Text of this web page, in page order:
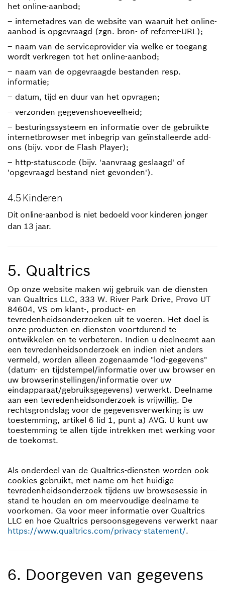
het online-aanbod;
– internetadres van de website van waaruit het online-
aanbod is opgevraagd (zgn. bron- of referrer-URL);
– naam van de serviceprovider via welke er toegang
wordt verkregen tot het online-aanbod;
– naam van de opgevraagde bestanden resp.
informatie;
– datum, tijd en duur van het opvragen;
– verzonden gegevenshoeveelheid;
– besturingssysteem en informatie over de gebruikte
internetbrowser met inbegrip van geïnstalleerde add-
ons (bijv. voor de Flash Player);
– http-statuscode (bijv. 'aanvraag geslaagd' of
'opgevraagd bestand niet gevonden').
4.5 Kinderen
Dit online-aanbod is niet bedoeld voor kinderen jonger
dan 13 jaar.
5. Qualtrics
Op onze website maken wij gebruik van de diensten
van Qualtrics LLC, 333 W. River Park Drive, Provo UT
84604, VS om klant-, product- en
tevredenheidsonderzoeken uit te voeren. Het doel is
onze producten en diensten voortdurend te
ontwikkelen en te verbeteren. Indien u deelneemt aan
een tevredenheidsonderzoek en indien niet anders
vermeld, worden alleen zogenaamde "lod-gegevens"
(datum- en tijdstempel/informatie over uw browser en
uw browserinstellingen/informatie over uw
eindapparaat/gebruiksgegevens) verwerkt. Deelname
aan een tevredenheidsonderzoek is vrijwillig. De
rechtsgrondslag voor de gegevensverwerking is uw
toestemming, artikel 6 lid 1, punt a) AVG. U kunt uw
toestemming te allen tijde intrekken met werking voor
de toekomst.
Als onderdeel van de Qualtrics-diensten worden ook
cookies gebruikt, met name om het huidige
tevredenheidsonderzoek tijdens uw browsesessie in
stand te houden en om meervoudige deelname te
voorkomen. Ga voor meer informatie over Qualtrics
LLC en hoe Qualtrics persoonsgegevens verwerkt naar
https://www.qualtrics.com/privacy-statement/.
6. Doorgeven van gegevens